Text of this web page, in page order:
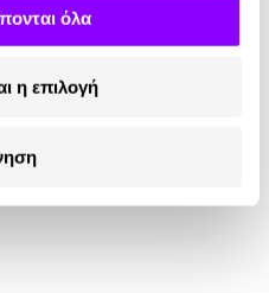
όλα
η επιλογή